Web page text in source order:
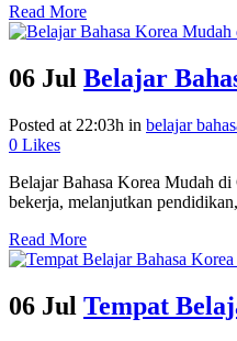
Read More
06 Jul Belajar
Posted at 22:03h in belajar
0 Likes
Belajar Bahasa Korea Mudah di
bekerja, melanjutkan
Read More
06 Jul Tempat